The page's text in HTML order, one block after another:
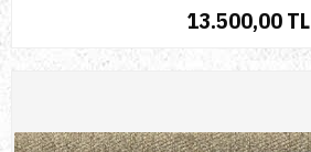
13.500,00 TL